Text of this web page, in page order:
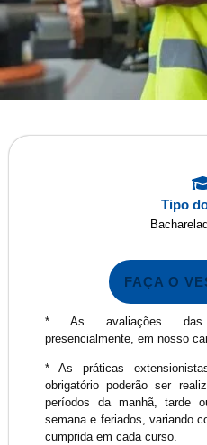
Tipo
FAÇA O
* As avaliações das
presencialmente, em nosso
* As práticas
obrigatório poderão ser
períodos da manhã, tarde
semana e feriados, variando
cumprida em cada curso.